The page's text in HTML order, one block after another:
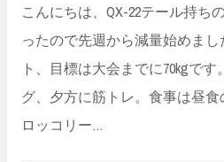
こんにちは、QX-22テール持ち
ったので先週から減量始めまし
ト、目標は大会までに70kgで
グ、夕方に筋トレ。食事は昼
ロッコリー…